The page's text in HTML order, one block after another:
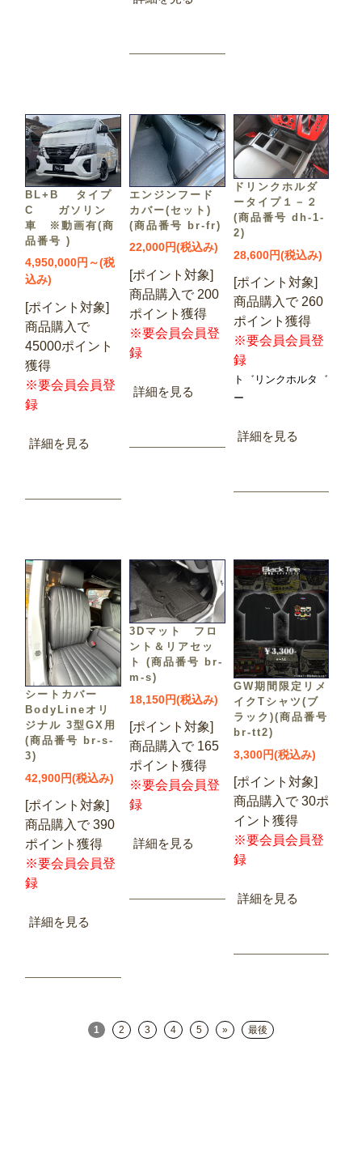
BL+B タイプ
C ガソリン
車 ※動画有(商
品番号 )
4,950,000円～(税
込み)
[ポイント対象]
商品購入で
45000ポイント
獲得
※要会員会員登
録
詳細を見る
エンジンフード
カバー(セット)
(商品番号 br-fr)
22,000円(税込み)
[ポイント対象]
商品購入で 200
ポイント獲得
※要会員会員登
録
詳細を見る
ドリンクホルダ
ータイプ１－２
(商品番号 dh-1-
2)
28,600円(税込み)
[ポイント対象]
商品購入で 260
ポイント獲得
※要会員会員登
録
ト゛リンクホルタ゛
ー
詳細を見る
シートカバー
BodyLineオリ
ジナル 3型GX用
(商品番号 br-s-
3)
42,900円(税込み)
[ポイント対象]
商品購入で 390
ポイント獲得
※要会員会員登
録
詳細を見る
3Dマット フロ
ント＆リアセッ
ト (商品番号 br-
m-s)
18,150円(税込み)
[ポイント対象]
商品購入で 165
ポイント獲得
※要会員会員登
録
詳細を見る
GW期間限定リメ
イクTシャツ(ブ
ラック)(商品番号
br-tt2)
3,300円(税込み)
[ポイント対象]
商品購入で 30ポ
イント獲得
※要会員会員登
録
詳細を見る
1 2 3 4 5 » 最後